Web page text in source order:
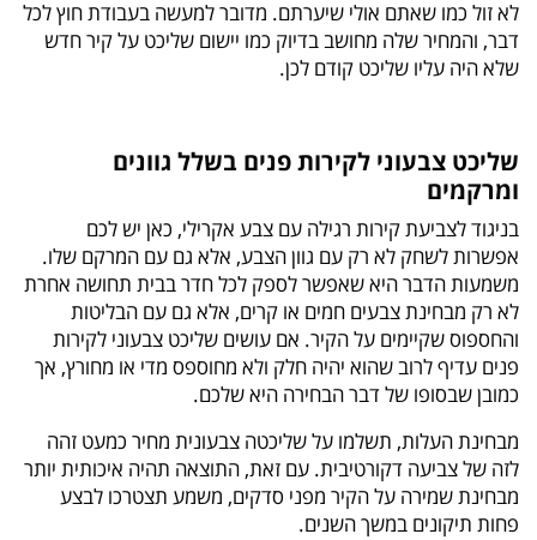
לא זול כמו שאתם אולי שיערתם. מדובר למעשה בעבודת חוץ לכל
דבר, והמחיר שלה מחושב בדיוק כמו יישום שליכט על קיר חדש
שלא היה עליו שליכט קודם לכן.
שליכט צבעוני לקירות פנים בשלל גוונים
ומרקמים
בניגוד לצביעת קירות רגילה עם צבע אקרילי, כאן יש לכם
אפשרות לשחק לא רק עם גוון הצבע, אלא גם עם המרקם שלו.
משמעות הדבר היא שאפשר לספק לכל חדר בבית תחושה אחרת
לא רק מבחינת צבעים חמים או קרים, אלא גם עם הבליטות
והחספוס שקיימים על הקיר. אם עושים שליכט צבעוני לקירות
פנים עדיף לרוב שהוא יהיה חלק ולא מחוספס מדי או מחורץ, אך
כמובן שבסופו של דבר הבחירה היא שלכם.
מבחינת העלות, תשלמו על שליכטה צבעונית מחיר כמעט זהה
לזה של צביעה דקורטיבית. עם זאת, התוצאה תהיה איכותית יותר
מבחינת שמירה על הקיר מפני סדקים, משמע תצטרכו לבצע
פחות תיקונים במשך השנים.